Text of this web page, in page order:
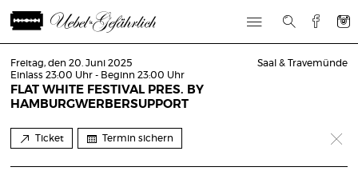
Freitag, den 20. Juni 2025
Einlass 23:00 Uhr - Beginn 23:00 Uhr
FLAT WHITE FESTIVAL PRES. BY
HAMBURGWERBERSUPPORT
Saal & Travemünde
Ticket Termin sichern